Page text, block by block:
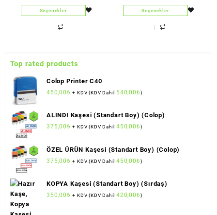
Seçenekler Seçenekler
Top rated products
Colop Printer C40
450,00₺ + KDV (KDV Dahil 540,00₺)
ALINDI Kaşesi (Standart Boy) (Colop)
375,00₺ + KDV (KDV Dahil450,00₺)
ÖZEL ÜRÜN Kaşesi (Standart Boy) (Colop)
375,00₺ + KDV (KDV Dahil450,00₺)
KOPYA Kaşesi (Standart Boy) (Sırdaş)
350,00₺ + KDV (KDV Dahil420,00₺)